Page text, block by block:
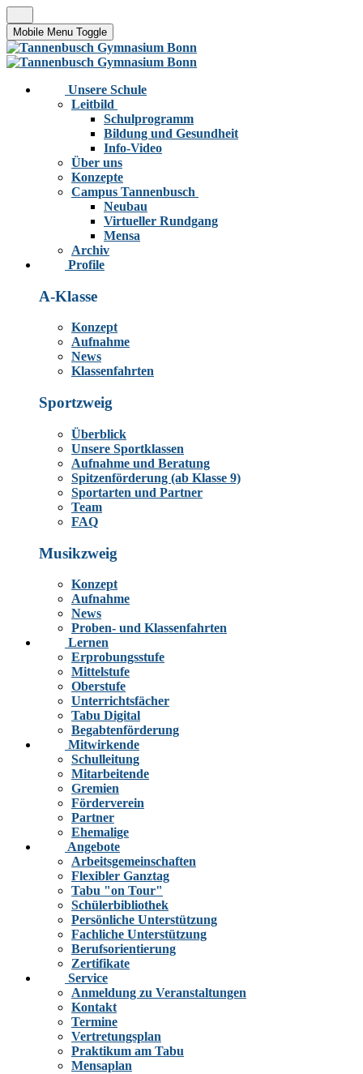
Mobile Menu Toggle
Unsere Schule
Leitbild
Schulprogramm
Bildung und Gesundheit
Info-Video
Über uns
Konzepte
Campus Tannenbusch
Neubau
Virtueller Rundgang
Mensa
Archiv
Profile
A-Klasse
Konzept
Aufnahme
News
Klassenfahrten
Sportzweig
Überblick
Unsere Sportklassen
Aufnahme und Beratung
Spitzenförderung (ab Klasse 9)
Sportarten und Partner
Team
FAQ
Musikzweig
Konzept
Aufnahme
News
Proben- und Klassenfahrten
Lernen
Erprobungsstufe
Mittelstufe
Oberstufe
Unterrichtsfächer
Tabu Digital
Begabtenförderung
Mitwirkende
Schulleitung
Mitarbeitende
Gremien
Förderverein
Partner
Ehemalige
Angebote
Arbeitsgemeinschaften
Flexibler Ganztag
Tabu "on Tour"
Schülerbibliothek
Persönliche Unterstützung
Fachliche Unterstützung
Berufsorientierung
Zertifikate
Service
Anmeldung zu Veranstaltungen
Kontakt
Termine
Vertretungsplan
Praktikum am Tabu
Mensaplan